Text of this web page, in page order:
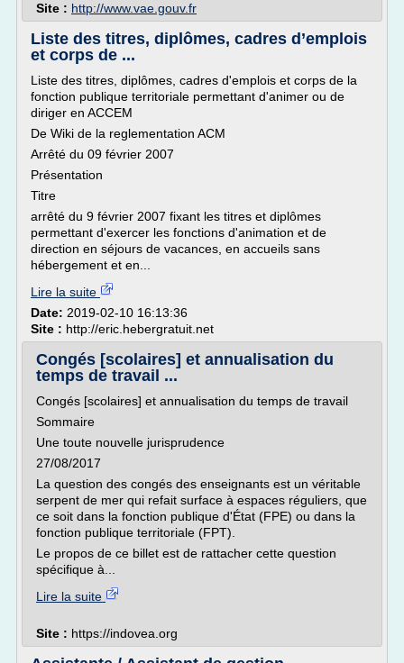
Site : http://www.vae.gouv.fr
Liste des titres, diplômes, cadres d’emplois
et corps de ...
Liste des titres, diplômes, cadres d'emplois et corps de la
fonction publique territoriale permettant d'animer ou de
diriger en ACCEM
De Wiki de la reglementation ACM
Arrêté du 09 février 2007
Présentation
Titre
arrêté du 9 février 2007 fixant les titres et diplômes
permettant d'exercer les fonctions d'animation et de
direction en séjours de vacances, en accueils sans
hébergement et en...
Lire la suite
Date: 2019-02-10 16:13:36
Site : http://eric.hebergratuit.net
Congés [scolaires] et annualisation du
temps de travail ...
Congés [scolaires] et annualisation du temps de travail
Sommaire
Une toute nouvelle jurisprudence
27/08/2017
La question des congés des enseignants est un véritable
serpent de mer qui refait surface à espaces réguliers, que
ce soit dans la fonction publique d'État (FPE) ou dans la
fonction publique territoriale (FPT).
Le propos de ce billet est de rattacher cette question
spécifique à...
Lire la suite
Site : https://indovea.org